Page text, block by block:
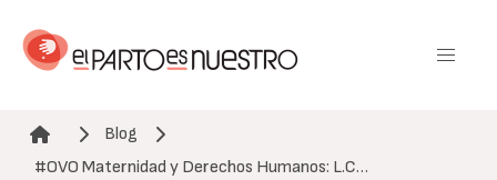
contenido
Ruta de navegación
Blog
#OVO Maternidad y Derechos Humanos: L.C…